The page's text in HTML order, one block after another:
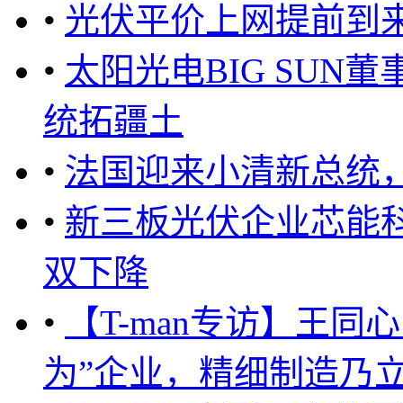
• 光伏平价上网提前到
• 太阳光电BIG SUN董
统拓疆土
• 法国迎来小清新总统
• 新三板光伏企业芯能
双下降
•
【T-man专访】王同
为”企业，精细制造乃